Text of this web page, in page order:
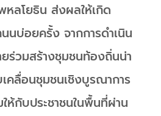
ลโยธิน ส่งผลให้เกิด
นบ่อยครั้ง จากการดำเนิน
ร่วมสร้างชุมชนท้องถิ่นน่า
คลื่อนชุมชนเชิงบูรณาการ
ห้กับประชาชนในพื้นที่ผ่าน